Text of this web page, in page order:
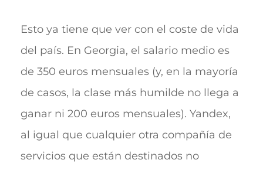
Esto ya tiene que ver con el coste de vida
del país. En Georgia, el salario medio es
de 350 euros mensuales (y, en la mayoría
de casos, la clase más humilde no llega a
ganar ni 200 euros mensuales). Yandex,
al igual que cualquier otra compañía de
servicios que están destinados no